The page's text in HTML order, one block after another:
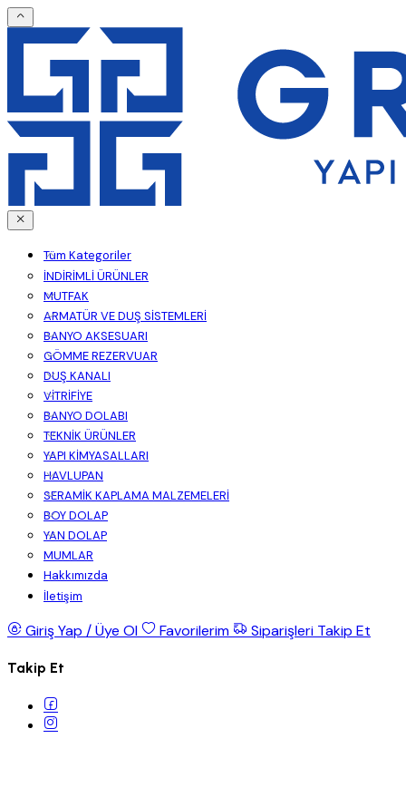
Tüm Kategoriler
İNDİRİMLİ ÜRÜNLER
MUTFAK
ARMATÜR VE DUŞ SİSTEMLERİ
BANYO AKSESUARI
GÖMME REZERVUAR
DUŞ KANALI
VİTRİFİYE
BANYO DOLABI
TEKNİK ÜRÜNLER
YAPI KİMYASALLARI
HAVLUPAN
SERAMİK KAPLAMA MALZEMELERİ
BOY DOLAP
YAN DOLAP
MUMLAR
Hakkımızda
İletişim
Giriş Yap / Üye Ol Favorilerim Siparişleri Takip Et
Takip Et